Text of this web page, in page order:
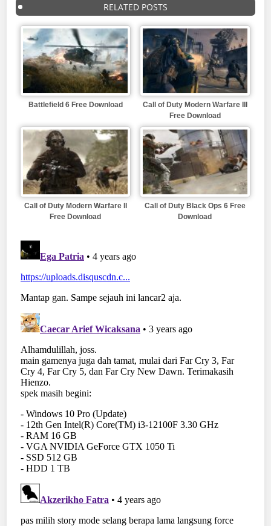
RELATED POSTS
Battlefield 6 Free Download
Call of Duty Modern Warfare III
Free Download
Call of Duty Modern Warfare II
Free Download
Call of Duty Black Ops 6 Free
Download